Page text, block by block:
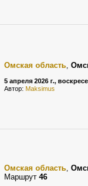
Омская область,
5 апреля 2026 г.,
Автор: Maksimus
Омская область,
Маршрут 46